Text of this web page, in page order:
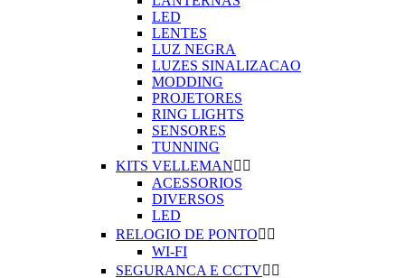
LED
LENTES
LUZ NEGRA
LUZES SINALIZACAO
MODDING
PROJETORES
RING LIGHTS
SENSORES
TUNNING
KITS VELLEMAN 
ACESSORIOS
DIVERSOS
LED
RELOGIO DE PONTO 
WI-FI
SEGURANCA E CCTV 